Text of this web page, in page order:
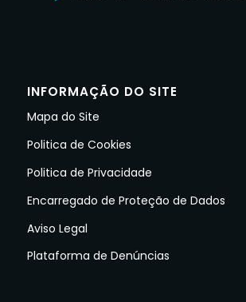
INFORMAÇÃO DO SITE
Mapa do Site
Politica de Cookies
Politica de Privacidade
Encarregado de Proteção de Dados
Aviso Legal
Plataforma de Denúncias